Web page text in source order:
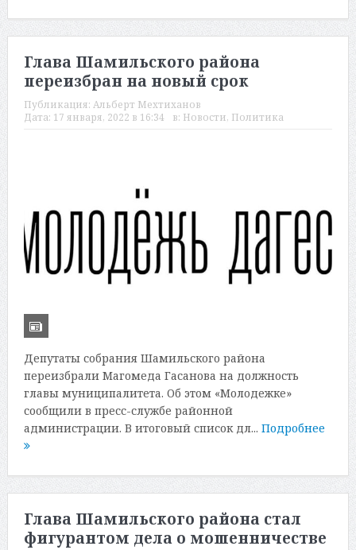
Глава Шамильского района
переизбран на новый срок
Публикация: Альберт Мехтиханов
Дата: 17 января, 2022 в 16:34 в: Новости, Политика
Депутаты собрания Шамильского района
переизбрали Магомеда Гасанова на должность
главы муниципалитета. Об этом «Молодежке»
сообщили в пресс-службе районной
администрации. В итоговый список дл... Подробнее
Глава Шамильского района стал
фигурантом дела о мошенничестве